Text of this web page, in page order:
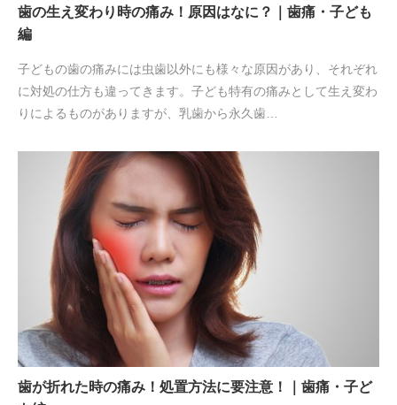
歯の生え変わり時の痛み！原因はなに？｜歯痛・子ども
編
子どもの歯の痛みには虫歯以外にも様々な原因があり、それぞれ
に対処の仕方も違ってきます。子ども特有の痛みとして生え変わ
りによるものがありますが、乳歯から永久歯…
歯が折れた時の痛み！処置方法に要注意！｜歯痛・子ど